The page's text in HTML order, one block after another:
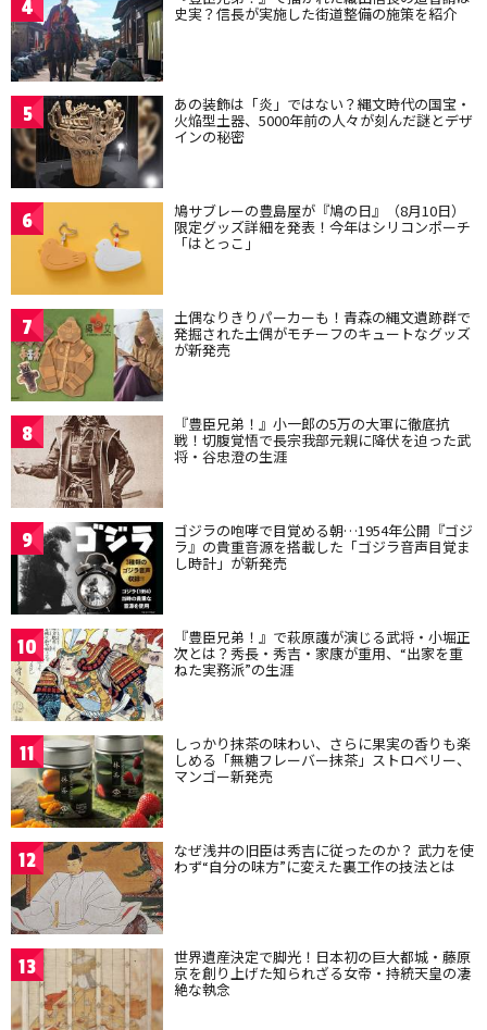
4 史実？信長が実施した街道整備の施策を紹介
5 あの装飾は「炎」ではない？縄文時代の国宝・
火焔型土器、5000年前の人々が刻んだ謎とデザ
インの秘密
6 鳩サブレーの豊島屋が『鳩の日』（8月10日）
限定グッズ詳細を発表！今年はシリコンポーチ
「はとっこ」
7 土偶なりきりパーカーも！青森の縄文遺跡群で
発掘された土偶がモチーフのキュートなグッズ
が新発売
8 『豊臣兄弟！』小一郎の5万の大軍に徹底抗
戦！切腹覚悟で長宗我部元親に降伏を迫った武
将・谷忠澄の生涯
9 ゴジラの咆哮で目覚める朝…1954年公開『ゴジ
ラ』の貴重音源を搭載した「ゴジラ音声目覚ま
し時計」が新発売
10 『豊臣兄弟！』で萩原護が演じる武将・小堀正
次とは？秀長・秀吉・家康が重用、“出家を重
ねた実務派”の生涯
11 しっかり抹茶の味わい、さらに果実の香りも楽
しめる「無糖フレーバー抹茶」ストロベリー、
マンゴー新発売
12 なぜ浅井の旧臣は秀吉に従ったのか？ 武力を使
わず“自分の味方”に変えた裏工作の技法とは
13 世界遺産決定で脚光！日本初の巨大都城・藤原
京を創り上げた知られざる女帝・持統天皇の凄
絶な執念